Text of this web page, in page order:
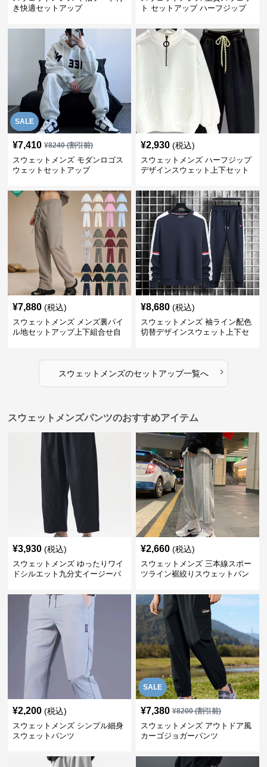
き快適セットアップ
ト セットアップ ハーフジップ
SALE
¥7,410 ¥8240(割引前)
スウェットメンズ モダンロゴス
ウェットセットアップ
¥2,930 (税込)
スウェットメンズ ハーフジップ
デザインスウェット上下セット
¥7,880 (税込)
スウェットメンズ メンズ裏パイ
ル地セットアップ上下組合せ自
¥8,680 (税込)
スウェットメンズ 袖ライン配色
切替デザインスウェット上下セ
スウェットメンズのセットアップ一覧へ ›
スウェットメンズパンツのおすすめアイテム
¥3,930 (税込)
スウェットメンズ ゆったりワイ
ドシルエット九分丈イージーパ
¥2,660 (税込)
スウェットメンズ 三本線スポー
ツライン裾絞りスウェットパン
¥2,200 (税込)
スウェットメンズ シンプル細身
スウェットパンツ
SALE
¥7,380 ¥8200(割引前)
スウェットメンズ アウトドア風
カーゴジョガーパンツ